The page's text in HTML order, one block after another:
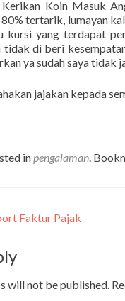
Koin Masuk
80% tertarik, lumayan
kursi yang terdapat
di beri
ya sudah saya tidak
jajakan kepada
inpengalaman.
Faktur Pajak
will not be published.